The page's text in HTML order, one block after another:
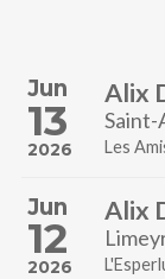
Jun
13
2026
Alix
Saint-
Les
Jun
12
2026
Alix